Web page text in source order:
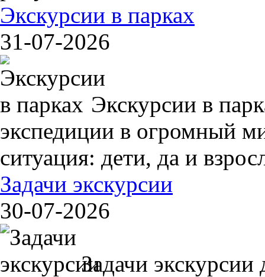
Экскурсии в парках
31-07-2026
Экскурсии в
экспедиции в огромный
ситуация: дети, да и
Задачи экскурсии
30-07-2026
Задачи